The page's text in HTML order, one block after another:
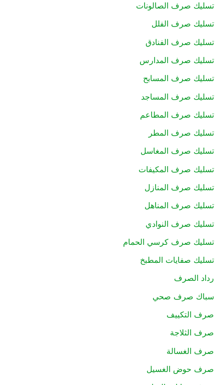
تسليك صرف الصالونات
تسليك صرف الفلل
تسليك صرف الفنادق
تسليك صرف المدارس
تسليك صرف المسابح
تسليك صرف المساجد
تسليك صرف المطاعم
تسليك صرف المطر
تسليك صرف المغاسل
تسليك صرف المكيفات
تسليك صرف المنازل
تسليك صرف المناهل
تسليك صرف النوادي
تسليك صرف كرسي الحمام
تسليك صفايات المطبخ
رداد الصرف
سباك صرف صحي
صرف التكييف
صرف الثلاجة
صرف الغسالة
صرف حوض الغسيل